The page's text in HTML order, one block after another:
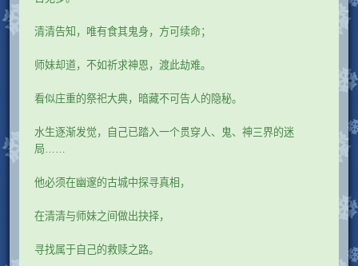
清清告知，唯有食其鬼身，方可续命；
师妹却道，不如祈求神恩，渡此劫难。
看似庄重的祭祀大典，暗藏不可告人的隐秘。
水生逐渐发觉，自己已踏入一个贯穿人、鬼、神三界的迷
局……
他必须在幽邃的古城中探寻真相，
在清清与师妹之间做出抉择，
寻找属于自己的救赎之路。